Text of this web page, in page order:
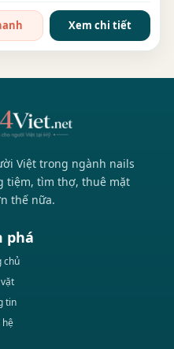
Xem chi tiết
Việt trong ngành nails
tiệm, tìm thợ, thuê mặt
thế nữa.
phá
chủ
tin
hệ